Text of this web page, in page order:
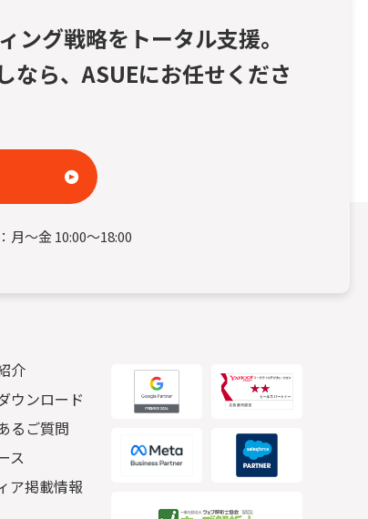
ング戦略をトータル支援。
なら、ASUEにお任せくださ
月～金 10:00～18:00
介
ウンロード
るご質問
ス
ア掲載情報